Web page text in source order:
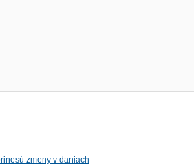
zmeny v daniach